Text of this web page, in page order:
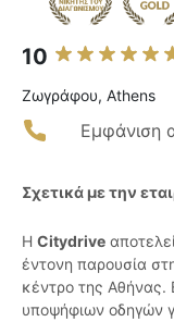
10
Ζωγράφου, Athens
Εμφάνιση
Σχετικά με την
Η Citydrive
έντονη παρουσία
κέντρο της Αθήνας.
υποψήφιων οδηγών